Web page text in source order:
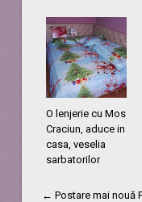
O lenjerie cu Mos
Craciun, aduce in
casa, veselia
sarbatorilor
← Postare mai nouă